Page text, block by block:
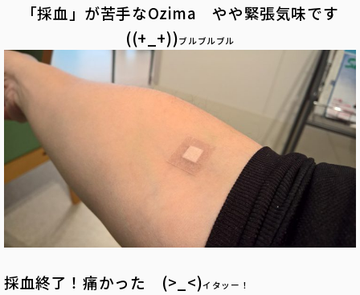
「採血」が苦手なOzima やや緊張気味です
((+_+))ブルブルブル
採血終了！痛かった (>_<)イタッー！